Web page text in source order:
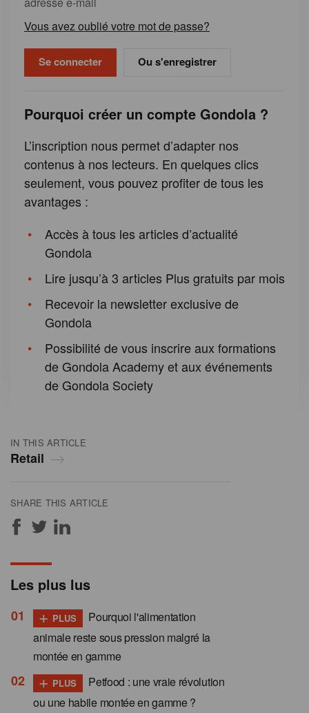
IN THIS ARTICLE
Retail
SHARE THIS ARTICLE
Vous avez oublié votre mot de passe?
Ou s'enregistrer
Pourquoi créer un compte Gondola ?
L’inscription nous permet d’adapter nos
contenus à nos lecteurs. En quelques clics
seulement, vous pouvez profiter de tous les
avantages :
Accès à tous les articles d’actualité
Gondola
Lire jusqu’à 3 articles Plus gratuits par mois
Recevoir la newsletter exclusive de
Gondola
Possibilité de vous inscrire aux formations
de Gondola Academy et aux événements
de Gondola Society
Les plus lus
+ PLUS
Pourquoi l'alimentation
animale reste sous pression malgré la
montée en gamme
+ PLUS
Petfood : une vraie révolution
ou une habile montée en gamme ?